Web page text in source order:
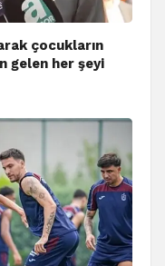
çocukların
gelen her şeyi